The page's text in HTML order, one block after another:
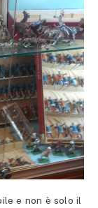
e non è solo il